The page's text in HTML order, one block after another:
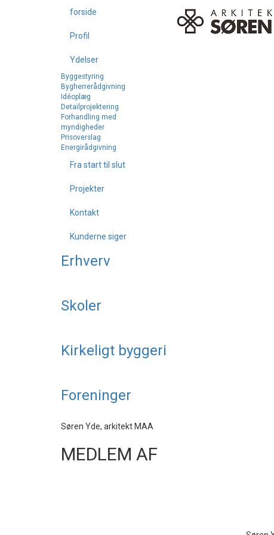
forside
Profil
Ydelser
Byggestyring
Bygherrerådgivning
Idéoplæg
Detailprojektering
Forhandling med
myndigheder
Prisoverslag
Energirådgivning
Fra start til slut
Projekter
Kontakt
Kunderne siger
Projekter
Herunder finder du en række udvalgte projekter
Boliger
Fritid
Byhuse
Erhverv
Skoler
Kirkeligt byggeri
Foreninger
Søren Yde, arkitekt MAA
MEDLEM AF